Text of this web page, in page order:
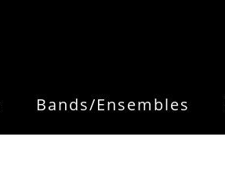
Bands/Ensembles